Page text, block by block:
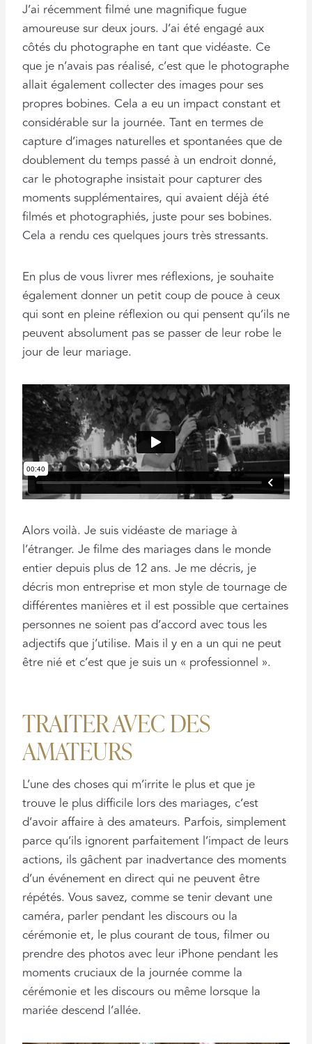
J’ai récemment filmé une magnifique fugue
amoureuse sur deux jours. J’ai été engagé aux
côtés du photographe en tant que vidéaste. Ce
que je n’avais pas réalisé, c’est que le photographe
allait également collecter des images pour ses
propres bobines. Cela a eu un impact constant et
considérable sur la journée. Tant en termes de
capture d’images naturelles et spontanées que de
doublement du temps passé à un endroit donné,
car le photographe insistait pour capturer des
moments supplémentaires, qui avaient déjà été
filmés et photographiés, juste pour ses bobines.
Cela a rendu ces quelques jours très stressants.
En plus de vous livrer mes réflexions, je souhaite
également donner un petit coup de pouce à ceux
qui sont en pleine réflexion ou qui pensent qu’ils ne
peuvent absolument pas se passer de leur robe le
jour de leur mariage.
Alors voilà. Je suis vidéaste de mariage à
l’étranger. Je filme des mariages dans le monde
entier depuis plus de 12 ans. Je me décris, je
décris mon entreprise et mon style de tournage de
différentes manières et il est possible que certaines
personnes ne soient pas d’accord avec tous les
adjectifs que j’utilise. Mais il y en a un qui ne peut
être nié et c’est que je suis un « professionnel ».
TRAITER AVEC DES
AMATEURS
L’une des choses qui m’irrite le plus et que je
trouve le plus difficile lors des mariages, c’est
d’avoir affaire à des amateurs. Parfois, simplement
parce qu’ils ignorent parfaitement l’impact de leurs
actions, ils gâchent par inadvertance des moments
d’un événement en direct qui ne peuvent être
répétés. Vous savez, comme se tenir devant une
caméra, parler pendant les discours ou la
cérémonie et, le plus courant de tous, filmer ou
prendre des photos avec leur iPhone pendant les
moments cruciaux de la journée comme la
cérémonie et les discours ou même lorsque la
mariée descend l’allée.